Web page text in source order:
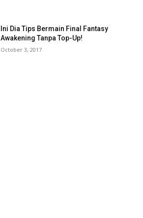
Ini Dia Tips Bermain Final Fantasy
Awakening Tanpa Top-Up!
October 3, 2017